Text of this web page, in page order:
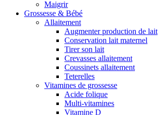
Maigrir
Grossesse & Bébé
Allaitement
Augmenter production de lait
Conservation lait maternel
Tirer son lait
Crevasses allaitement
Coussinets allaitement
Teterelles
Vitamines de grossesse
Acide folique
Multi-vitamines
Vitamine D